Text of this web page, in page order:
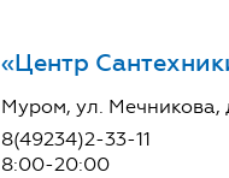
«Центр
Муром, ул. Мечникова,
8(49234)2-33-11
8:00-20:00